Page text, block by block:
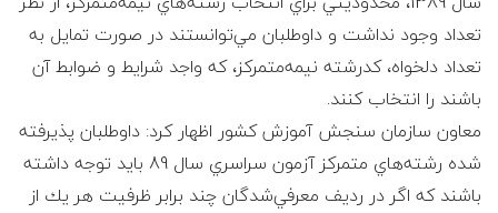
ی
ل
پ
تعداد وجود نداشت و داوطلبان مي‌توانستند در صورت تمايل به
تعداد دلخواه، كدرشته نيمه‌متمركز، كه واجد شرايط و ضوابط آن
باشند را انتخاب كنند.
معاون سازمان سنجش آموزش كشور اظهار كرد: داوطلبان پذيرفته
شده رشته‌هاي متمركز آزمون سراسري سال 89 بايد توجه داشته‌
باشند كه اگر در رديف ‌معرفي‌شدگان ‌چند برابر ظرفيت هر يك ‌از